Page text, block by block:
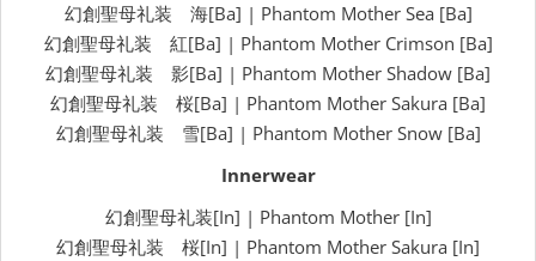
幻創聖母礼装 海[Ba] | Phantom Mother Sea [Ba]
幻創聖母礼装 紅[Ba] | Phantom Mother Crimson [Ba]
幻創聖母礼装 影[Ba] | Phantom Mother Shadow [Ba]
幻創聖母礼装 桜[Ba] | Phantom Mother Sakura [Ba]
幻創聖母礼装 雪[Ba] | Phantom Mother Snow [Ba]
Innerwear
幻創聖母礼装[In] | Phantom Mother [In]
幻創聖母礼装 桜[In] | Phantom Mother Sakura [In]